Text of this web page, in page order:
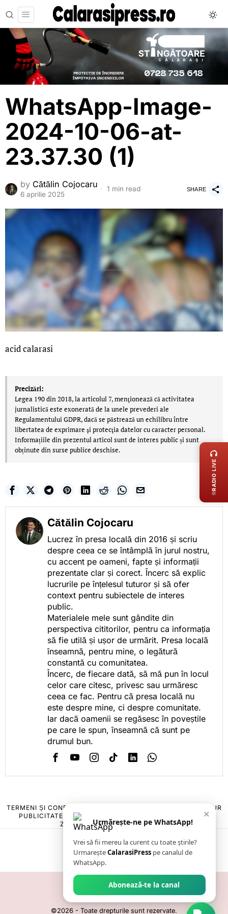
WhatsApp-Image-
2024-10-06-at-
23.37.30 (1)
by Cătălin Cojocaru
6 aprilie 2025
1 min read SHARE
acid calarasi
Precizări:
Legea 190 din 2018, la articolul 7, menţionează că activitatea
jurnalistică este exonerată de la unele prevederi ale
Regulamentului GDPR, dacă se păstrează un echilibru între
libertatea de exprimare şi protecţia datelor cu caracter personal.
Informațiile din prezentul articol sunt de interes public și sunt
obținute din surse publice deschise.
Cătălin Cojocaru
Lucrez în presa locală din 2016 și scriu
despre ceea ce se întâmplă în jurul nostru,
cu accent pe oameni, fapte și informații
prezentate clar și corect. Încerc să explic
lucrurile pe înțelesul tuturor și să ofer
context pentru subiectele de interes
public.
Materialele mele sunt gândite din
perspectiva cititorilor, pentru ca informația
să fie utilă și ușor de urmărit. Presa locală
înseamnă, pentru mine, o legătură
constantă cu comunitatea.
Încerc, de fiecare dată, să mă pun în locul
celor care citesc, privesc sau urmăresc
ceea ce fac. Pentru că presa locală nu
este despre mine, ci despre comunitate.
Iar dacă oamenii se regăsesc în poveștile
pe care le spun, înseamnă că sunt pe
drumul bun.
TERMENI ȘI CONDIȚII
POLITICA DE ANULARE & RETUR
PUBLICITATE ONLINE & TIPĂRITĂ
CONTACT
ZIARUL ANUNȚUL CĂLĂRĂȘEAN
©2026 - Toate drepturile sunt rezervate.
×
Urmărește-ne pe WhatsApp!
Vrei să fii mereu la curent cu toate știrile?
UrmareșteCalarasiPress pe canalul de
WhatsApp.
Abonează-te la canal
RADIO LIVE